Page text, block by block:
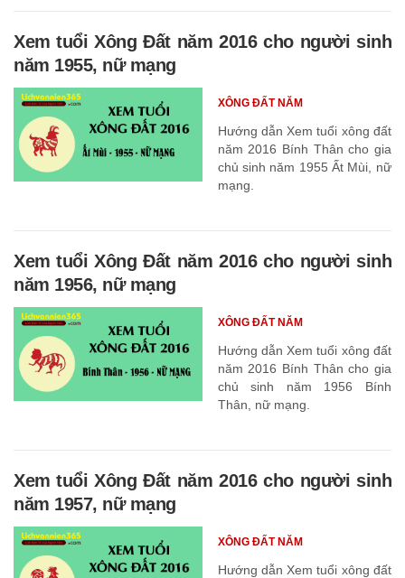
Xem tuổi Xông Đất năm 2016 cho người sinh
năm 1955, nữ mạng
Hướng dẫn Xem tuổi xông đất
năm 2016 Bính Thân cho gia
chủ sinh năm 1955 Ất Mùi, nữ
mạng.
XÔNG ĐẤT NĂM
Xem tuổi Xông Đất năm 2016 cho người sinh
năm 1956, nữ mạng
Hướng dẫn Xem tuổi xông đất
năm 2016 Bính Thân cho gia
chủ sinh năm 1956 Bính
Thân, nữ mạng.
XÔNG ĐẤT NĂM
Xem tuổi Xông Đất năm 2016 cho người sinh
năm 1957, nữ mạng
Hướng dẫn Xem tuổi xông đất
XÔNG ĐẤT NĂM